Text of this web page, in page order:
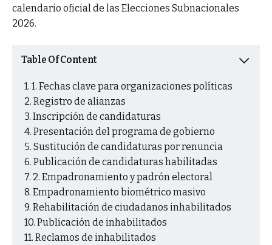
calendario oficial de las Elecciones Subnacionales
2026.
Table Of Content
1. Fechas clave para organizaciones políticas
Registro de alianzas
Inscripción de candidaturas
Presentación del programa de gobierno
Sustitución de candidaturas por renuncia
Publicación de candidaturas habilitadas
2. Empadronamiento y padrón electoral
Empadronamiento biométrico masivo
Rehabilitación de ciudadanos inhabilitados
Publicación de inhabilitados
Reclamos de inhabilitados